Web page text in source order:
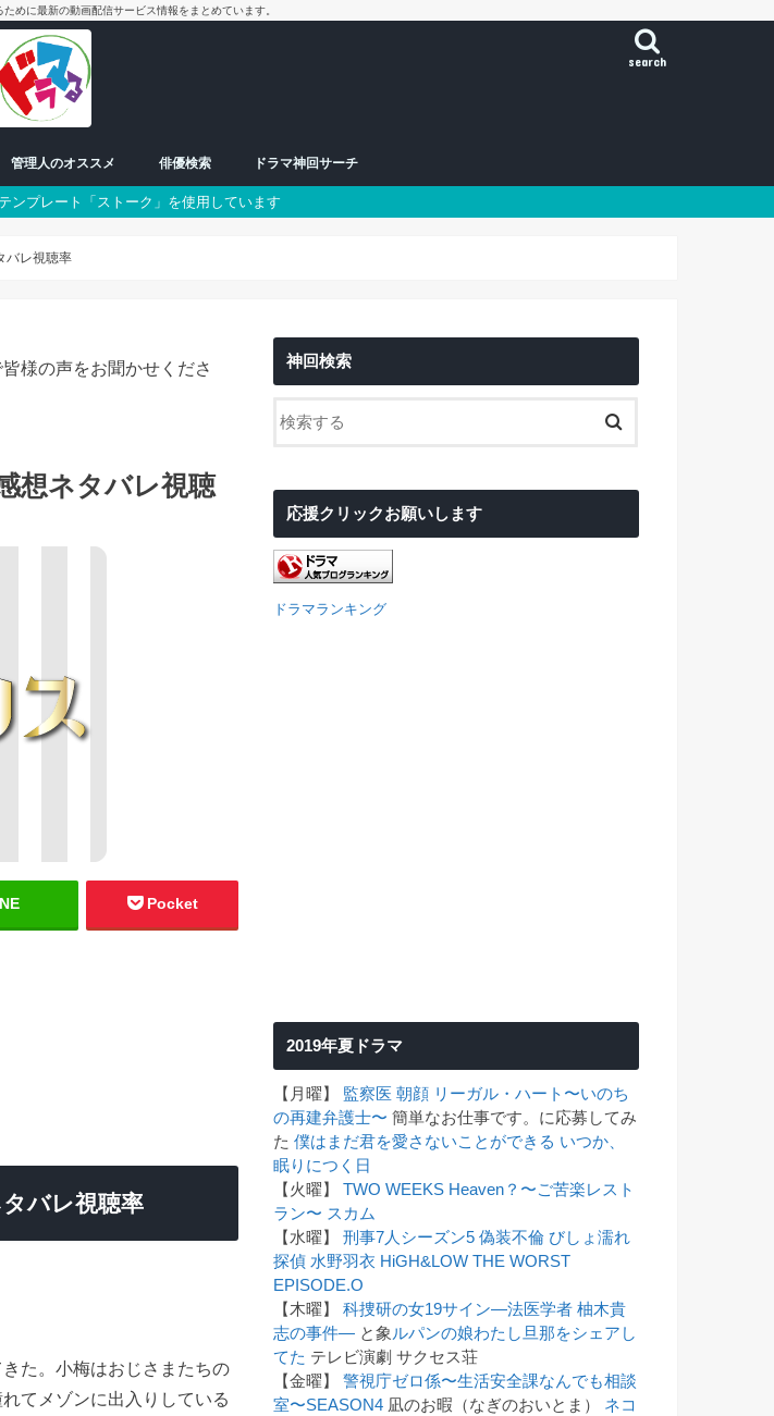
めに最新の動画配信サービス情報をまとめています。
search
朝ドラ
日曜日
月曜日
火曜日
水曜日
木曜日
金曜日
土曜日
スペシャル
管理人のオススメ 俳優検索
男優
女優
ドラマ神回サーチ
ンプレート「ストーク」を使用しています
バレ視聴率
様の声をお聞かせくださ
想ネタバレ視聴
Pocket
バレ視聴率
た。小梅はおじさまたちの
てメゾンに出入りしている
神回検索
応援クリックお願いします
ドラマランキング
2019年夏ドラマ
【月曜】 監察医 朝顔 リーガル・ハート〜いのち
の再建弁護士〜 簡単なお仕事です。に応募してみ
た 僕はまだ君を愛さないことができる いつか、
眠りにつく日
【火曜】 TWO WEEKS Heaven？〜ご苦楽レスト
ラン〜 スカム
【水曜】 刑事7人シーズン5 偽装不倫 びしょ濡れ
探偵 水野羽衣 HiGH&LOW THE WORST
EPISODE.O
【木曜】 科捜研の女19サイン―法医学者 柚木貴
志の事件― と象 ルパンの娘わたし旦那をシェアし
てた テレビ演劇 サクセス荘
【金曜】 警視庁ゼロ係〜生活安全課なんでも相談
室〜SEASON4 凪のお暇（なぎのおいとま） ネコ